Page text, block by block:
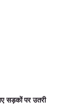
सड़कों पर उतरी